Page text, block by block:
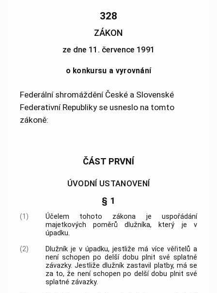
328
ZÁKON
ze dne 11. července 1991
o konkursu a vyrovnání
Federální shromáždění České a Slovenské
Federativní Republiky se usneslo na tomto
zákoně:
ČÁST PRVNÍ
ÚVODNÍ USTANOVENÍ
§ 1
(1)
Účelem tohoto zákona je uspořádání
majetkových poměrů dlužníka, který je v
úpadku.
(2)
Dlužník je v úpadku, jestliže má více věřitelů a
není schopen po delší dobu plnit své splatné
závazky. Jestliže dlužník zastavil platby, má se
za to, že není schopen po delší dobu plnit své
splatné závazky.